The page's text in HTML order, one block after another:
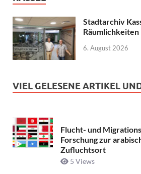
Stadtarchiv
6. August 2026
VIEL GELESENE ARTIKEL
Flucht- und
Forschung zur
Zufluchtsort
5 Views